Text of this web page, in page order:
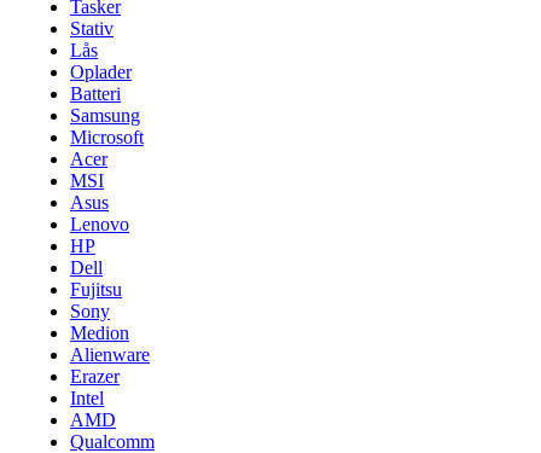
Tasker
Stativ
Lås
Oplader
Batteri
Samsung
Microsoft
Acer
MSI
Asus
Lenovo
HP
Dell
Fujitsu
Sony
Medion
Alienware
Erazer
Intel
AMD
Qualcomm